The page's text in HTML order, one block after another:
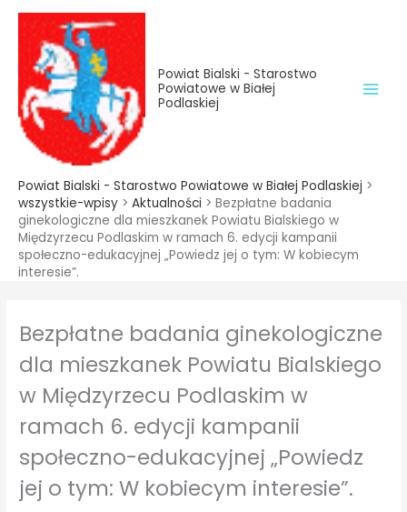
treści
Przejdź
treści
Powiat Bialski - Starostwo
Powiatowe w Białej
Podlaskiej
Powiat Bialski - Starostwo Powiatowe w Białej Podlaskiej >
wszystkie-wpisy > Aktualności > Bezpłatne badania
ginekologiczne dla mieszkanek Powiatu Bialskiego w
Międzyrzecu Podlaskim w ramach 6. edycji kampanii
społeczno-edukacyjnej „Powiedz jej o tym: W kobiecym
interesie”.
Bezpłatne badania ginekologiczne
dla mieszkanek Powiatu Bialskiego
w Międzyrzecu Podlaskim w
ramach 6. edycji kampanii
społeczno-edukacyjnej „Powiedz
jej o tym: W kobiecym interesie”.